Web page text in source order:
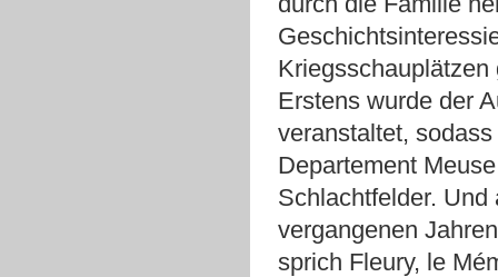
Erstens wurde der
veranstaltet,
Departement
Schlachtfelder.
vergangenen
sprich Fleury, le